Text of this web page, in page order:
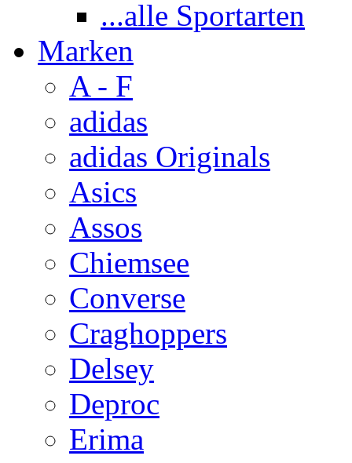
...alle Sportarten
Marken
A - F
adidas
adidas Originals
Asics
Assos
Chiemsee
Converse
Craghoppers
Delsey
Deproc
Erima